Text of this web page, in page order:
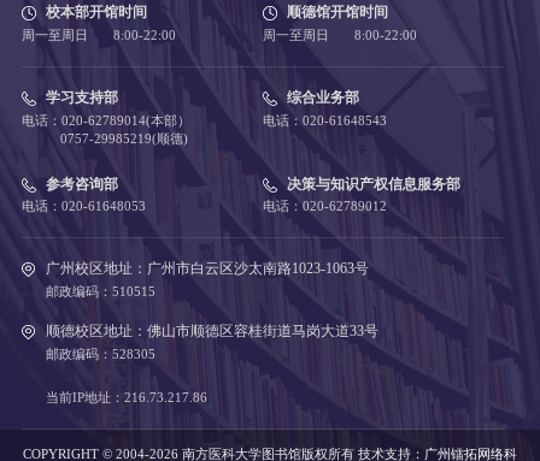
校本部开馆时间
周一至周日 8:00-22:00
顺德馆开馆时间
周一至周日 8:00-22:00
学习支持部
电话：020-62789014(本部）
0757-29985219(顺德)
综合业务部
电话：020-61648543
参考咨询部
电话：020-61648053
决策与知识产权信息服务部
电话：020-62789012
广州校区地址：广州市白云区沙太南路1023-1063号
邮政编码：510515
顺德校区地址：佛山市顺德区容桂街道马岗大道33号
邮政编码：528305
当前IP地址：216.73.217.86
COPYRIGHT © 2004-2026 南方医科大学图书馆版权所有 技术支持： 广州镭拓网络科